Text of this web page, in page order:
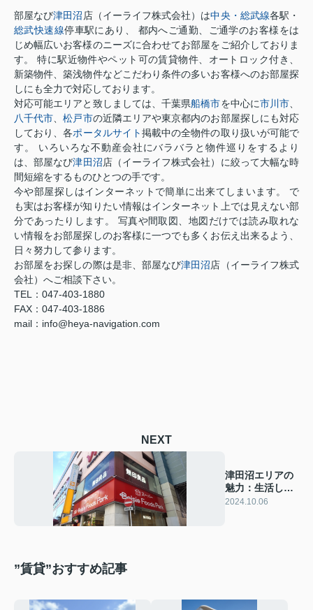
部屋なび津田沼 店（イーライフ株式会社）は中央・総武線各駅・
総武快速線停車駅にあり、 都内へご通勤、ご通学のお客様をは
じめ幅広いお客様のニーズに合わせてお部屋をご紹介しておりま
す。 特に駅近物件やペット可の賃貸物件、オートロック付き、
新築物件、築浅物件などこだわり条件の多いお客様へのお部屋探
しにも全力で対応しております。
対応可能エリアと致しましては、千葉県船橋市を中心に市川市
八千代市 、松戸市の近隣エリアや東京都内のお部屋探しにも対応
しており、各ポータルサイト掲載中の全物件の取り扱いが可能で
す。 いろいろな不動産会社にバラバラと物件巡りをするより
は、部屋なび津田沼店（イーライフ株式会社）に絞って大幅な時
間短縮をするものひとつの手です。
今や部屋探しはインターネットで簡単に出来てしまいます。 で
も実はお客様が知りたい情報はインターネット上では見えない部
分であったりします。 写真や間取図、地図だけでは読み取れな
い情報をお部屋探しのお客様に一つでも多くお伝え出来るよう、
日々努力して参ります。
お部屋をお探しの際は是非、部屋なび津田沼店（イーライフ株式
会社）へご相談下さい。
TEL：047-403-1880
FAX：047-403-1886
mail：info@heya-navigation.com
NEXT
津田沼エリアの
魅力：生活しや
すい地域の特長
2024.10.06
”賃貸”おすすめ記事